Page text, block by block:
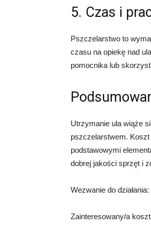
5. Czas i
Pszczelarstwo to
czasu na opiekę nad
pomocnika lub
Utrzymanie ula wiąże
pszczelarstwem.
podstawowymi
dobrej jakości sprzęt i
Wezwanie do działania:
Zainteresowany/a